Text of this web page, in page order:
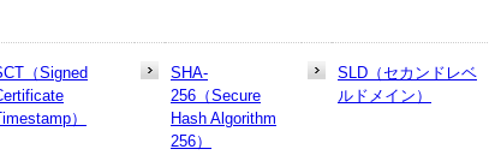
（Signed
）
SHA-
256（Secure
Hash Algorithm
256）
SLD（セカンドレベ
ルドメイン）